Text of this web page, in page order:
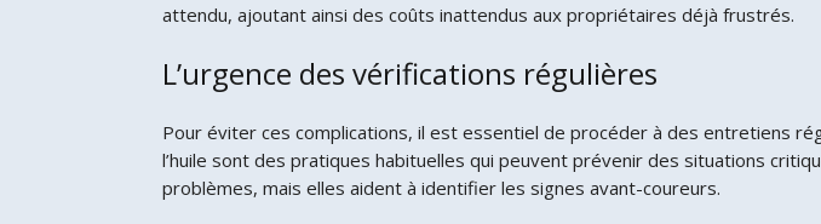
attendu, ajoutant ainsi des coûts inattendus aux propriétaires déjà frustrés.
L’urgence des vérifications régulières
Pour éviter ces complications, il est essentiel de procéder à des entretiens
l’huile sont des pratiques habituelles qui peuvent prévenir des situations
problèmes, mais elles aident à identifier les signes avant-coureurs.